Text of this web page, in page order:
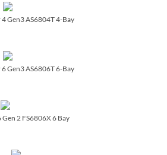
Gen3 AS6804T 4-Bay
Gen3 AS6806T 6-Bay
2 FS6806X 6 Bay